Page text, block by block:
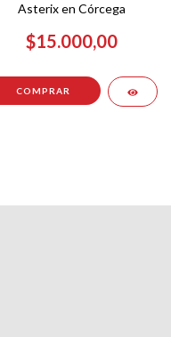
Asterix en Córcega
$15.000,00